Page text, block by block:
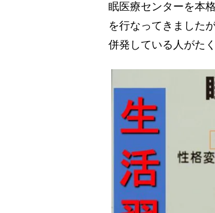
眠医療センターを本
を行なってきました
併発している人がた